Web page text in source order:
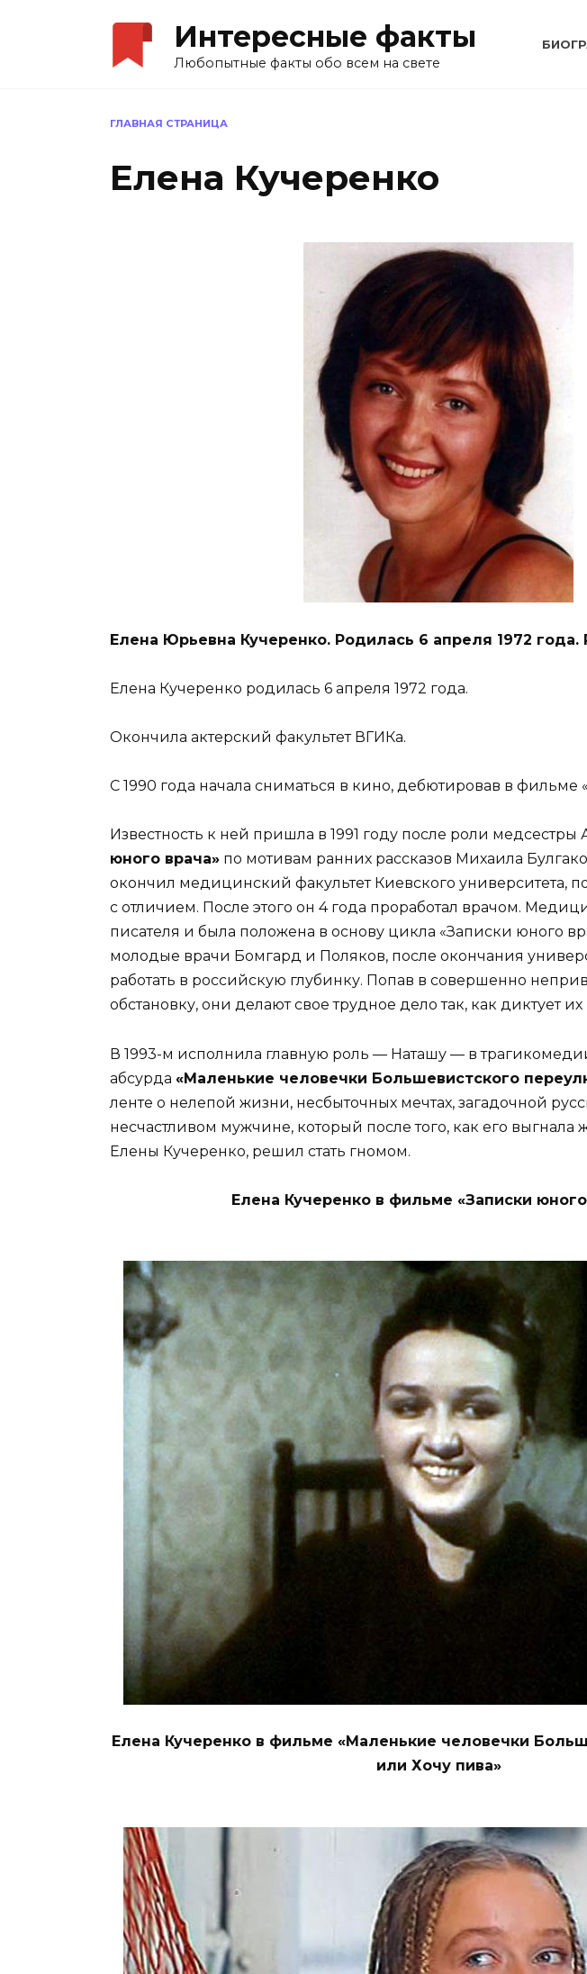
Интересные факты
Любопытные факты обо всем на свете
ГЛАВНАЯ СТРАНИЦА
Елена Кучеренко
Елена Юрьевна Кучеренко. Родилась 6 апреля 1972 года.
Елена Кучеренко родилась 6 апреля 1972 года.
Окончила актерский факультет ВГИКа.
С 1990 года начала сниматься в кино, дебютировав в фильме
Известность к ней пришла в 1991 году после роли
юного врача» по мотивам ранних рассказов Михаила
окончил медицинский факультет Киевского университета,
с отличием. После этого он 4 года проработал врачом.
писателя и была положена в основу цикла «Записки юного
молодые врачи Бомгард и Поляков, после окончания
работать в российскую глубинку. Попав в совершенно
обстановку, они делают свое трудное дело так, как диктует их
В 1993-м исполнила главную роль — Наташу — в
абсурда «Маленькие человечки Большевистского
ленте о нелепой жизни, несбыточных мечтах, загадочной
несчастливом мужчине, который после того, как его выгнала
Елены Кучеренко, решил стать гномом.
Елена Кучеренко в фильме «Записки
Елена Кучеренко в фильме «Маленькие человечки
или Хочу пива»